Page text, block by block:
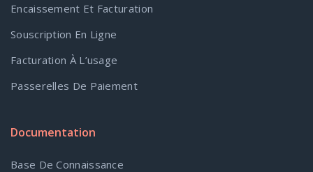
Encaissement Et Facturation
Souscription En Ligne
Facturation À L’usage
Passerelles De Paiement
Documentation
Base De Connaissance